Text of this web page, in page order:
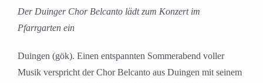
Der Duinger Chor Belcanto lädt zum Konzert im
Pfarrgarten ein
Duingen (gök). Einen entspannten Sommerabend voller
Musik verspricht der Chor Belcanto aus Duingen mit seinem